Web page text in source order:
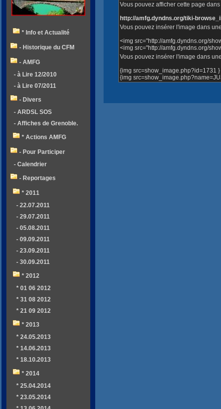
Vous pouvez afficher cette page
http://amfg.dyndns.org/tiki-
Vous pouvez insérer l'image dans
<img src="http://amfg.dyndns.org/
<img src="http://amfg.dyndns.org/
Vous pouvez insérer l'image dans
{img src=show_image.php?id=1731 }
{img
* Info et Actualité
- Historique du CFM
- AMFG
- à Lire 12/2010
- à Lire 07/2011
- Divers
- ARDSL SOS
- Affiches de Grenoble.
* Actions AMFG
- Pour Participer
- Calendrier
- Reportages
* 2011
- 22.07.2011
- 29.07.2011
- 05.08.2011
- 09.09.2011
- 23.09.2011
- 30.09.2011
* 2012
* 01 06 2012
* 31 08 2012
* 21 09 2012
* 2013
* 24.05.2013
* 14.06.2013
* 18.10.2013
* 2014
* 25.04.2014
* 23.05.2014